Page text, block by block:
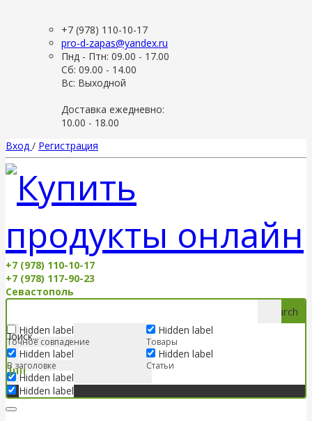
+7 (978) 110-10-17
pro-d-zapas@yandex.ru
Пнд - Птн: 09.00 - 17.00
Сб: 09.00 - 14.00
Вс: Выходной
Доставка ежедневно:
10.00 - 18.00
Вход / Регистрация
+7 (978) 110-10-17
+7 (978) 117-90-23
Севастополь
Search
Hidden label
Точное совпадение
Hidden label
В заголовке
Hidden label
Hidden label
Hidden label
Товары
Hidden label
Статьи